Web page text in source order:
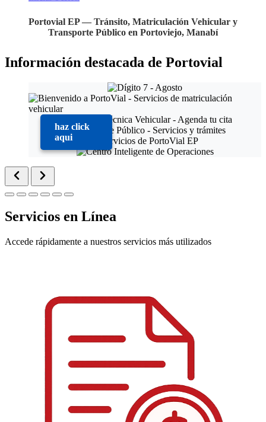
Portovial EP — Tránsito, Matriculación Vehicular y
Transporte Público en Portoviejo, Manabí
Información destacada de Portovial
haz click
aqui
Servicios en Línea
Accede rápidamente a nuestros servicios más utilizados